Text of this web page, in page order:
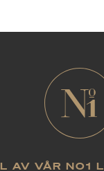
AV VÅR NO1